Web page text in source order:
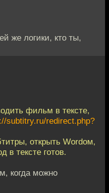
же логики, кто ты,
фильм в тексте,
subtitry.ru/redirect.php?
открыть Wordом,
в тексте готов.
когда можно